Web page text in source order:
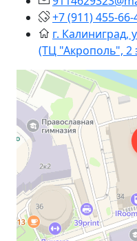
+7 (911) 455-66-
г. Калиниград,
(ТЦ "Акрополь", 2